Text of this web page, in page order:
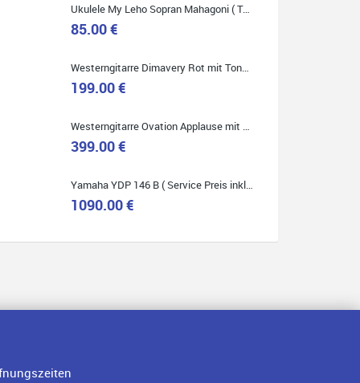
Quelle: Google-Rezension
Ukulele My Leho Sopran Mahagoni ( Top Empfehlung ! )
85.00 €
199.00 €
399.00 €
1090.00 €